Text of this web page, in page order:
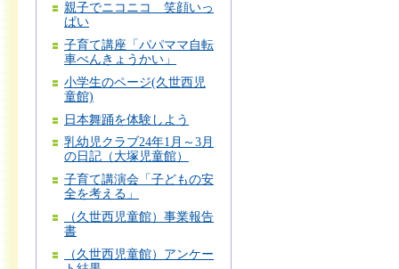
親子でニコニコ 笑顔いっ
ぱい
子育て講座「パパママ自転
車べんきょうかい」
小学生のページ(久世西児
童館)
日本舞踊を体験しよう
乳幼児クラブ24年1月～3月
の日記（大塚児童館）
子育て講演会「子どもの安
全を考える」
（久世西児童館）事業報告
書
（久世西児童館）アンケー